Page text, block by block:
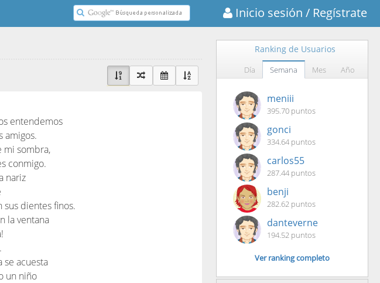
Inicio sesión / Regístrate
entendemos
amigos.
mi sombra,
conmigo.
nariz
sus dientes finos.
la ventana
se acuesta
un niño
Ranking de Usuarios
Día Semana Mes Año
meniii
395.70 puntos
gonci
334.64 puntos
carlos55
287.44 puntos
benji
282.62 puntos
danteverne
194.52 puntos
Ver ranking completo